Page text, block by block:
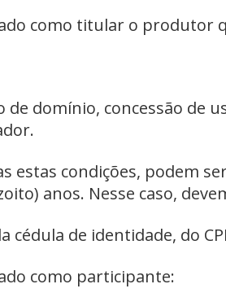
como titular o produtor
de domínio, concessão de
estas condições, podem
anos. Nesse caso,
cédula de identidade, do
como participante: